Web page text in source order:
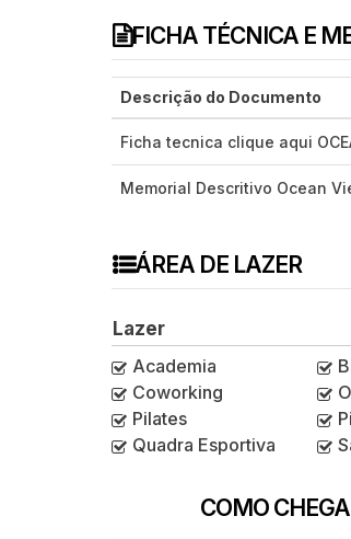
FICHA TÉCNICA E
Descrição do Documento
Ficha tecnica clique aqui
Memorial Descritivo Ocean
ÁREA DE LAZER
Lazer
Academia
Coworking
Pilates
Quadra Esportiva
COMO